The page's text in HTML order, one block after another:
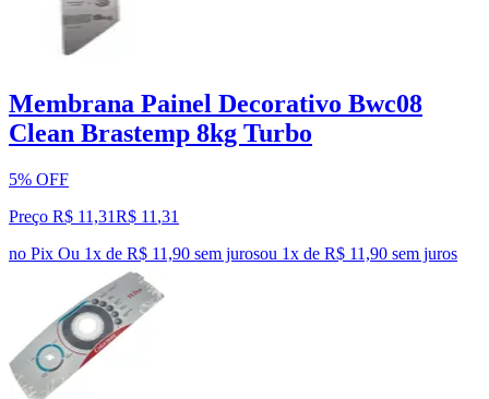
Membrana Painel Decorativo Bwc08
Clean Brastemp 8kg Turbo
5% OFF
Preço R$ 11,31R$ 11 ,31
no Pix Ou 1x de R$ 11,90 sem jurosou 1x de R$ 11,90 sem juros